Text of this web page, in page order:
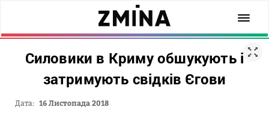
Силовики в Криму обшукують і
затримують свідків Єгови
Дата: 16 Листопада 2018